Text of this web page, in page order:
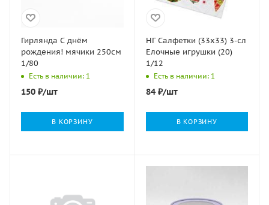
Гирлянда С днём
рождения! мячики 250см
1/80
Есть в наличии: 1
150 ₽/шт
В КОРЗИНУ
НГ Салфетки (33х33) 3-сл
Елочные игрушки (20)
1/12
Есть в наличии: 1
84₽/шт
В КОРЗИНУ